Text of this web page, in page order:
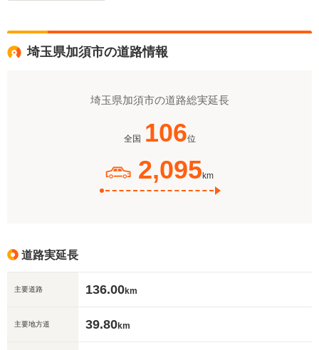
埼玉県加須市の道路情報
埼玉県加須市の道路総実延長
全国 106位
2,095 km
道路実延長
主要道路 136.00km
主要地方道 39.80km